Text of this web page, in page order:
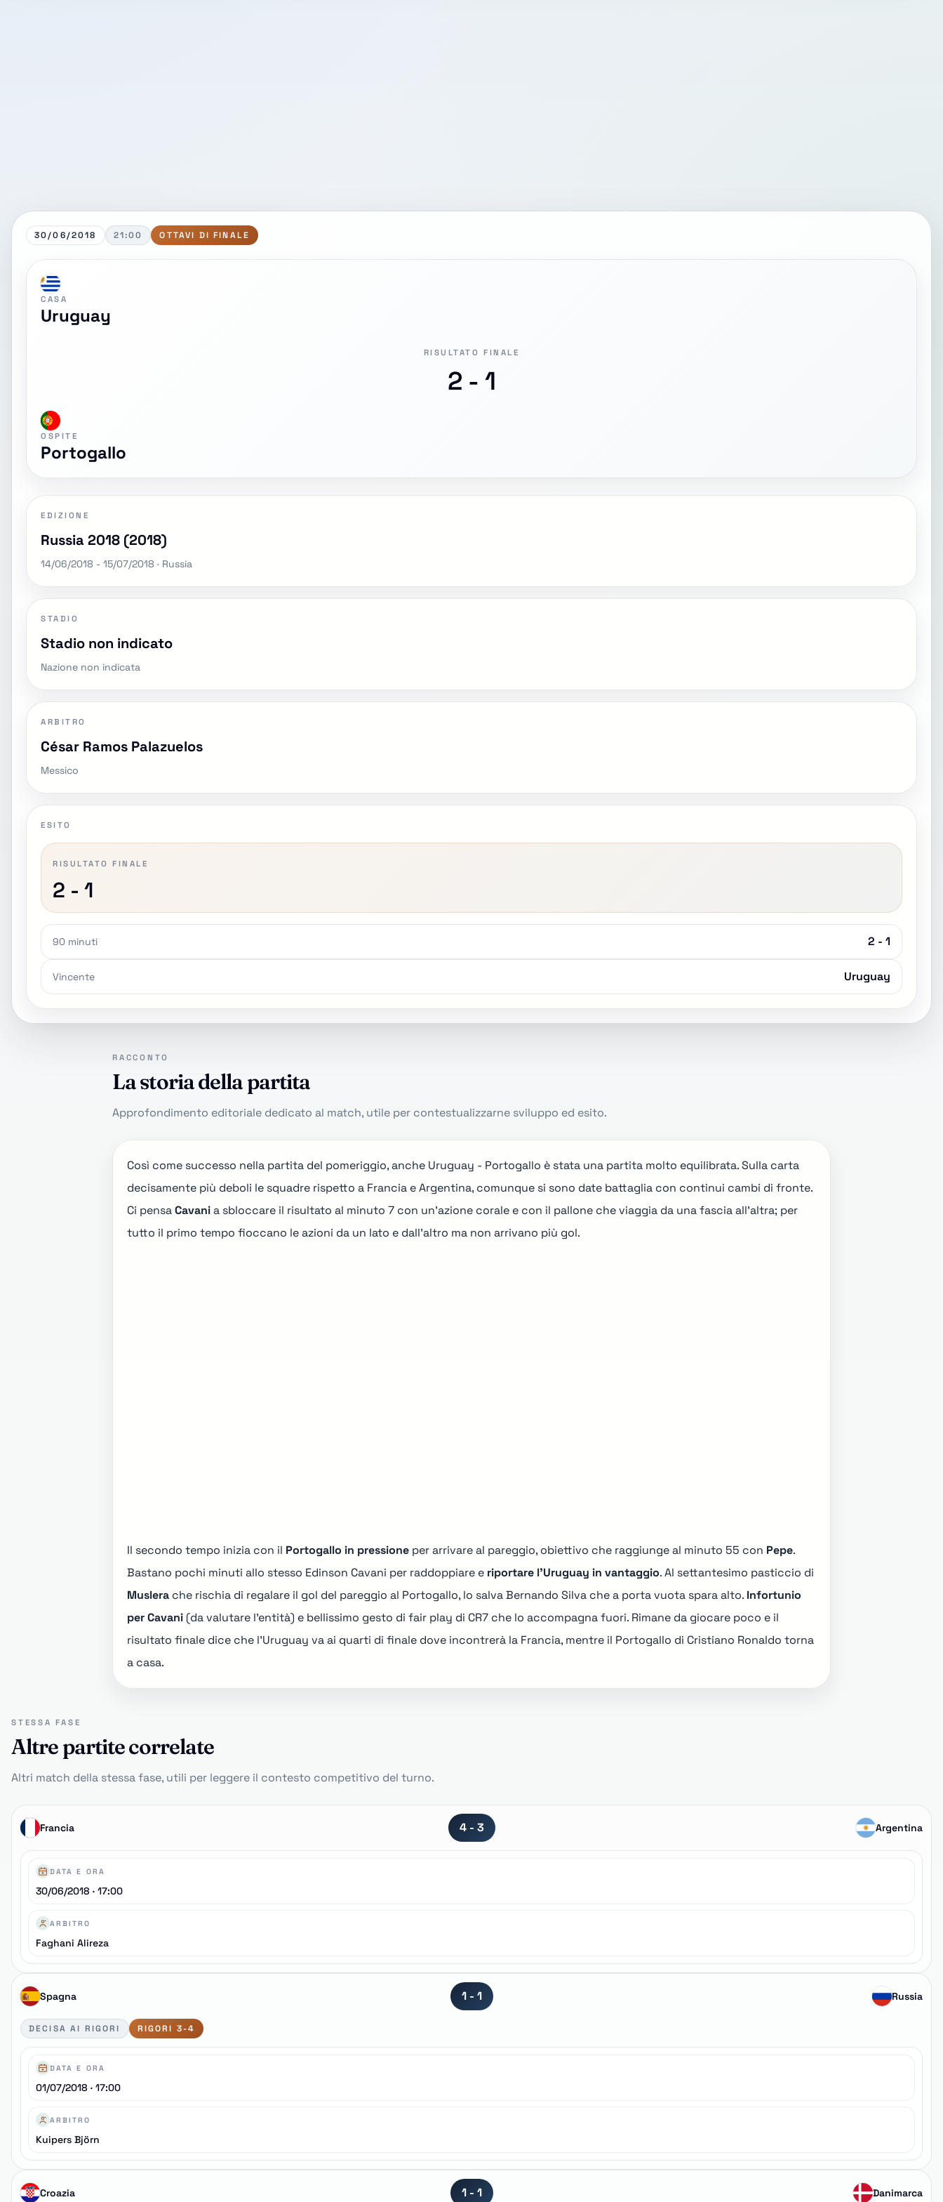
30/06/2018 21:00 OTTAVI DI FINALE
CASA
Uruguay
RISULTATO FINALE
2 - 1
OSPITE
Portogallo
EDIZIONE
Russia 2018 (2018)
14/06/2018 - 15/07/2018 · Russia
STADIO
Stadio non indicato
Nazione non indicata
ARBITRO
César Ramos Palazuelos
Messico
ESITO
RISULTATO FINALE
2 - 1
90 minuti 2 - 1
Vincente Uruguay
RACCONTO
La storia della partita
Approfondimento editoriale dedicato al match, utile per contestualizzarne sviluppo ed esito.
Così come successo nella partita del pomeriggio, anche Uruguay - Portogallo è stata una partita molto equilibrata. Sulla carta
decisamente più deboli le squadre rispetto a Francia e Argentina, comunque si sono date battaglia con continui cambi di fronte.
Ci pensaCavania sbloccare il risultato al minuto 7 con un'azione corale e con il pallone che viaggia da una fascia all'altra; per
tutto il primo tempo fioccano le azioni da un lato e dall'altro ma non arrivano più gol.
Il secondo tempo inizia con il Portogallo in pressione per arrivare al pareggio, obiettivo che raggiunge al minuto 55 con Pepe.
Bastano pochi minuti allo stesso Edinson Cavani per raddoppiare e riportare l'Uruguay in vantaggio. Al settantesimo pasticcio di
Muslera che rischia di regalare il gol del pareggio al Portogallo, lo salva Bernando Silva che a porta vuota spara alto. Infortunio
per Cavani (da valutare l'entità) e bellissimo gesto di fair play di CR7 che lo accompagna fuori. Rimane da giocare poco e il
risultato finale dice che l'Uruguay va ai quarti di finale dove incontrerà la Francia, mentre il Portogallo di Cristiano Ronaldo torna
a casa.
STESSA FASE
Altre partite correlate
Altri match della stessa fase, utili per leggere il contesto competitivo del turno.
Francia 4 - 3 Argentina
DATA E ORA
30/06/2018 · 17:00
ARBITRO
Faghani Alireza
Spagna 1 - 1 Russia
DECISA AI RIGORI RIGORI 3-4
DATA E ORA
01/07/2018 · 17:00
ARBITRO
Kuipers Björn
Croazia 1 - 1 Danimarca